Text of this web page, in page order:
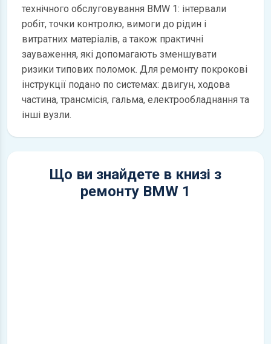
технічного обслуговування BMW 1: інтервали
робіт, точки контролю, вимоги до рідин і
витратних матеріалів, а також практичні
зауваження, які допомагають зменшувати
ризики типових поломок. Для ремонту покрокові
інструкції подано по системах: двигун, ходова
частина, трансмісія, гальма, електрообладнання та
інші вузли.
Що ви знайдете в книзі з
ремонту BMW 1